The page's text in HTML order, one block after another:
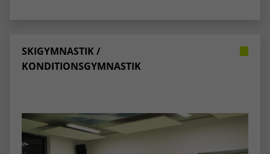
SKIGYMNASTIK /
KONDITIONSGYMNASTIK
Name _dc_gtm_UA-53600496-1
Dieser Cookie identifiziert die Besucher
nach Alter, Geschlecht oder Interessen